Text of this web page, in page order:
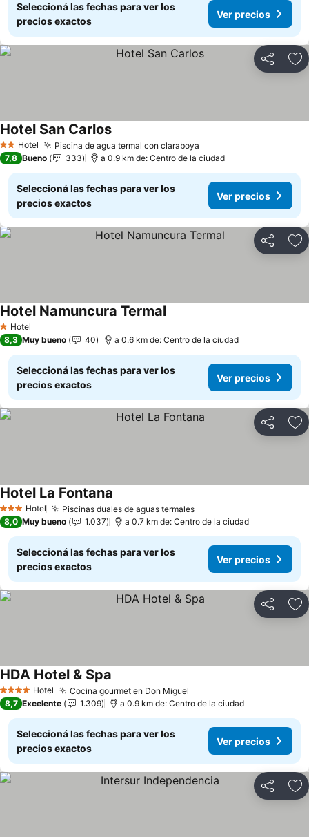
Seleccioná las fechas para ver los
precios exactos
Ver precios
Compartir
2 Estrellas
Hotel Piscina de agua termal con claraboya
Hotel San CarlosVer precios
7,8 Bueno 333 a 0.9 km de: Centro de la ciudad
Seleccioná las fechas para ver los
precios exactos
Ver precios
Compartir
1 Estrellas
Hotel
Hotel Namuncura TermalVer precios
8,3 Muy bueno 40 a 0.6 km de: Centro de la ciudad
Seleccioná las fechas para ver los
precios exactos
Ver precios
Compartir
3 Estrellas
Hotel Piscinas duales de aguas termalesVer precios
Hotel La Fontana
8,0 Muy bueno 1.037 a 0.7 km de: Centro de la ciudad
Seleccioná las fechas para ver los
precios exactos
Ver precios
Compartir
4 EstrellasHotel Cocina gourmet en Don Miguel
HDA Hotel & Spa
8,7 Excelente 1.309 a 0.9 km de: Centro de la ciudad
Seleccioná las fechas para ver los
precios exactos
Ver precios
Compartir